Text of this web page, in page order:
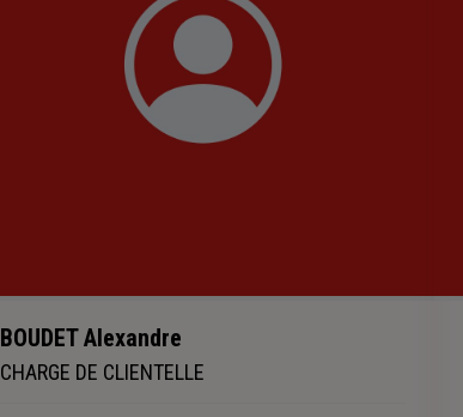
BOUDET Alexandre
CHARGE DE CLIENTELLE